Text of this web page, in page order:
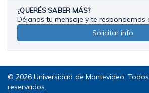
¿QUERÉS SABER MÁS?
Déjanos tu mensaje y te respondemos
Solicitar info
© 2026 Universidad de Montevideo.
reservados.